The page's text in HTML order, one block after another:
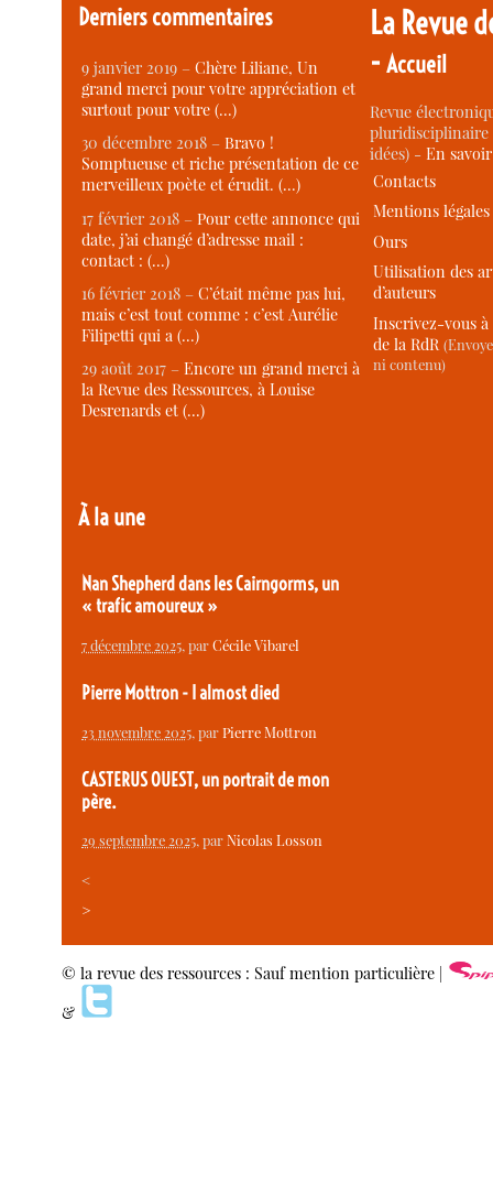
Derniers commentaires
9 janvier 2019 –Chère Liliane, Un
grand merci pour votre appréciation et
surtout pour votre (…)
30 décembre 2018 –Bravo !
Somptueuse et riche présentation de ce
merveilleux poète et érudit. (…)
17 février 2018 –Pour cette annonce qui
date, j’ai changé d’adresse mail :
contact : (…)
16 février 2018 –C’était même pas lui,
mais c’est tout comme : c’est Aurélie
Filipetti qui a (…)
29 août 2017 –Encore un grand merci à
la Revue des Ressources, à Louise
Desrenards et (…)
À la une
Nan Shepherd dans les Cairngorms, un
« trafic amoureux »
7 décembre 2025, parCécile Vibarel
Pierre Mottron - I almost died
23 novembre 2025, parPierre Mottron
CASTERUS OUEST, un portrait de mon
père.
29 septembre 2025, parNicolas Losson
<
>
La Revue
-Accueil
Revue
idées) -En
Contacts
Mentions légales
Ours
Utilisation des
d’auteurs
Inscrivez-vous
de la RdR
ni contenu)
© la revue des ressources : Sauf mention particulière |
&